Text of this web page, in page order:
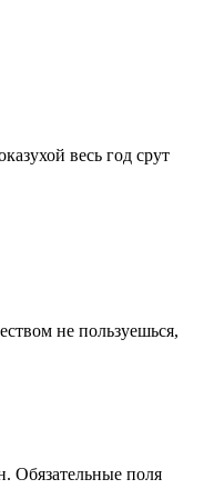
весь год срут
не пользуешься,
Обязательные поля